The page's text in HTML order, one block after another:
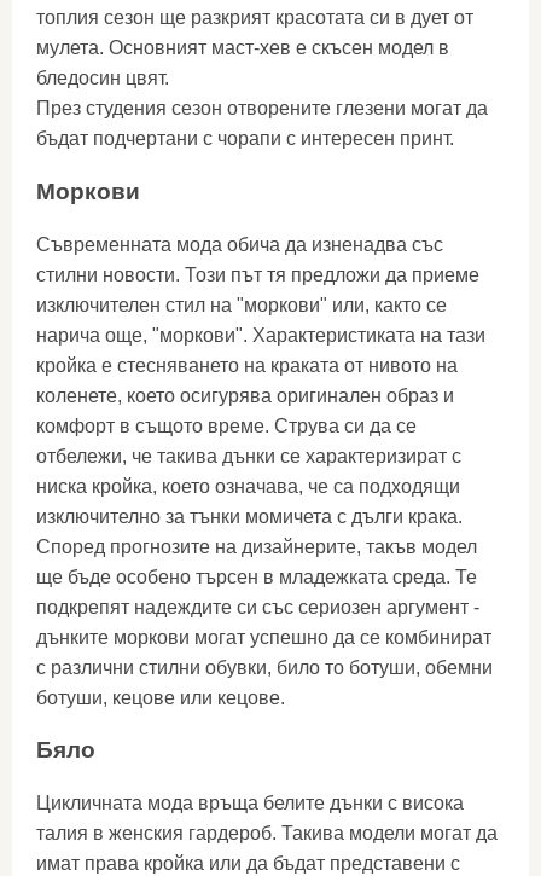
топлия сезон ще разкрият красотата си в дует от
мулета. Основният маст-хев е скъсен модел в
бледосин цвят.
През студения сезон отворените глезени могат да
бъдат подчертани с чорапи с интересен принт.
Моркови
Съвременната мода обича да изненадва със
стилни новости. Този път тя предложи да приеме
изключителен стил на "моркови" или, както се
нарича още, "моркови". Характеристиката на тази
кройка е стесняването на краката от нивото на
коленете, което осигурява оригинален образ и
комфорт в същото време. Струва си да се
отбележи, че такива дънки се характеризират с
ниска кройка, което означава, че са подходящи
изключително за тънки момичета с дълги крака.
Според прогнозите на дизайнерите, такъв модел
ще бъде особено търсен в младежката среда. Те
подкрепят надеждите си със сериозен аргумент -
дънките моркови могат успешно да се комбинират
с различни стилни обувки, било то ботуши, обемни
ботуши, кецове или кецове.
Бяло
Цикличната мода връща белите дънки с висока
талия в женския гардероб. Такива модели могат да
имат права кройка или да бъдат представени с